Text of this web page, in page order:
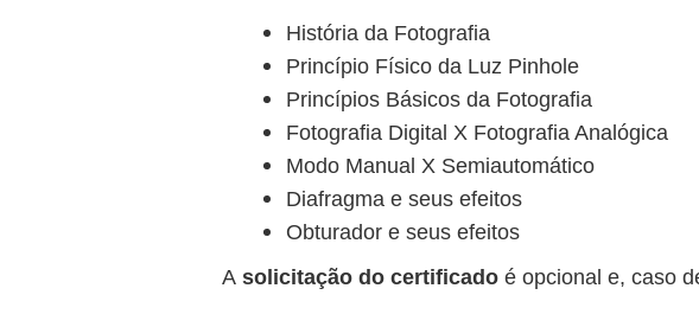
História da Fotografia
Princípio Físico da Luz Pinhole
Princípios Básicos da Fotografia
Fotografia Digital X Fotografia Analógica
Modo Manual X Semiautomático
Diafragma e seus efeitos
Obturador e seus efeitos
A solicitação do certificado é opcional e, caso